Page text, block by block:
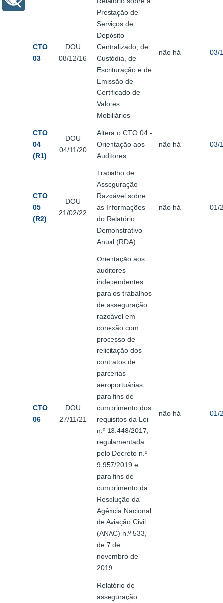
CTO
03
DOU
08/12/16
Prestação de
Serviços de
Depósito
Centralizado, de
Custódia, de
Escrituração e de
Emissão de
Certificado de
Valores
Mobiliários
não há 03/
CTO
04
(R1)
DOU
04/11/20
Altera o CTO 04 -
Orientação aos
Auditores
não há 03/
CTO
05
(R2)
DOU
21/02/22
Trabalho de
Asseguração
Razoável sobre
as Informações
do Relatório
Demonstrativo
Anual (RDA)
não há 01/
CTO
06
DOU
27/11/21
Orientação aos
auditores
independentes
para os trabalhos
de asseguração
razoável em
conexão com
processo de
relicitação dos
contratos de
parcerias
aeroportuárias,
para fins de
cumprimento dos
requisitos da Lei
n.º 13.448/2017,
regulamentada
pelo Decreto n.º
9.957/2019 e
para fins de
cumprimento da
Resolução da
Agência Nacional
de Aviação Civil
(ANAC) n.º 533,
de 7 de
novembro de
2019
não há 01/
Relatório de
asseguração